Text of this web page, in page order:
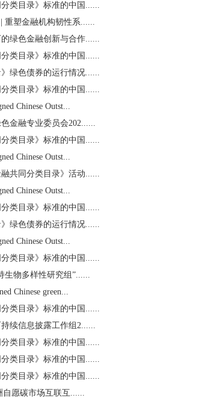
类目录》标准的中国......
重塑金融机构韧性系......
绿色金融创新与合作......
类目录》标准的中国......
》绿色债券的运行情况......
类目录》标准的中国......
Chinese Outst...
金融专业委员会202......
类目录》标准的中国......
Chinese Outst...
融共同分类目录》活动......
Chinese Outst...
类目录》标准的中国......
》绿色债券的运行情况......
Chinese Outst...
类目录》标准的中国......
生物多样性研究组”......
Chinese green...
类目录》标准的中国......
续信息披露工作组2......
类目录》标准的中国......
类目录》标准的中国......
类目录》标准的中国......
自愿碳市场互联互......